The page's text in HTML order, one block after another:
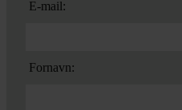
E-mail:
Fornavn: